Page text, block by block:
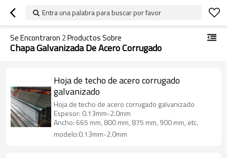
Entra una palabra para buscar por favor
Se Encontraron 2Productos Sobre
Chapa Galvanizada De Acero Corrugado
Hoja de techo de acero corrugado
galvanizado
Hoja de techo de acero corrugado galvanizado
Espesor: 0.13mm-2.0mm
Ancho: 665 mm, 800 mm, 875 mm, 900 mm, etc.
modelo:0.13mm-2.0mm